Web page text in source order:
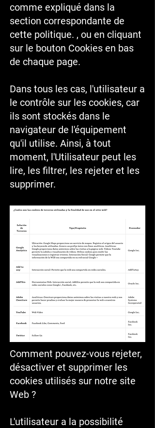
comme expliqué dans la
section correspondante de
cette politique. , ou en cliquant
sur le bouton Cookies en bas
de chaque page.
Dans tous les cas, l'utilisateur a
le contrôle sur les cookies, car
ils sont stockés dans le
navigateur de l'équipement
qu'il utilise. Ainsi, à tout
moment, l'Utilisateur peut les
lire, les filtrer, les rejeter et les
supprimer.
Comment pouvez-vous rejeter,
désactiver et supprimer les
cookies utilisés sur notre site
Web ?
L'utilisateur a la possibilité